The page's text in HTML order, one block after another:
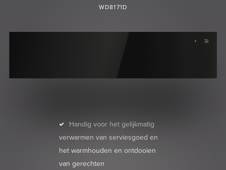
WD8171D
Handig voor het gelijkmatig
verwarmen van serviesgoed en
het warmhouden en ontdooien
van gerechten